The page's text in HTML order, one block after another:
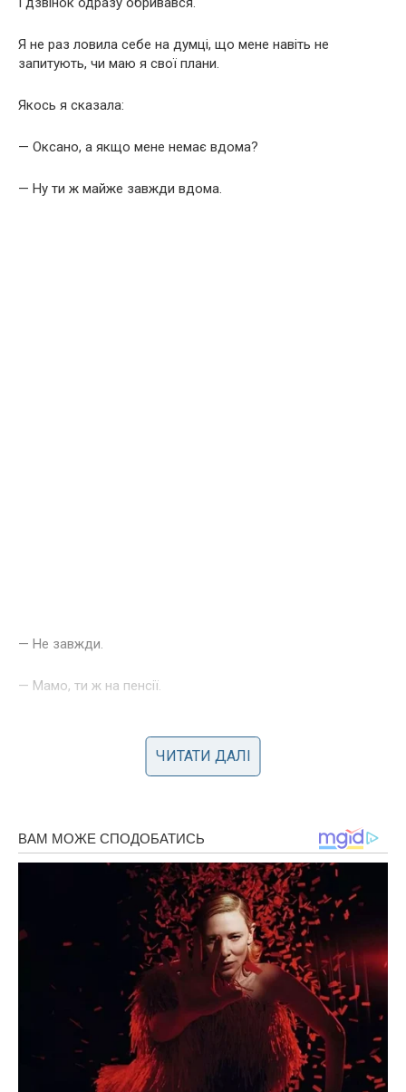
Я не раз ловила себе на думці, що мене навіть не
запитують, чи маю я свої плани.
Якось я сказала:
— Оксано, а якщо мене немає вдома?
— Ну ти ж майже завжди вдома.
— Не завжди.
— Мамо, ти ж на пенсії.
Наче пенсія означала повну відсутність власного життя.
ходила на заняття з лікувальної фізкультури. Двічі на
місяць зустрічалася з подругами. Допомагала своїй
старшій сестрі Надії, яка після операції не могла сама
носити важкі покупки.
Але варто було мені сказати, що сьогодні не можу, як
Оксана одразу починала нервувати.
ЧИТАТИ ДАЛІ